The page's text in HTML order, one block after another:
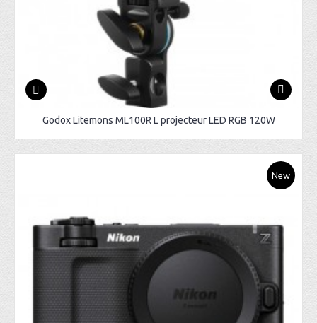
Godox Litemons ML100R L projecteur LED RGB 120W
New